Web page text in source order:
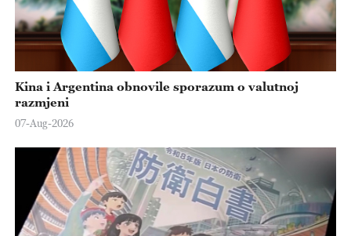
Kina i Argentina obnovile sporazum o valutnoj
razmjeni
07-Aug-2026